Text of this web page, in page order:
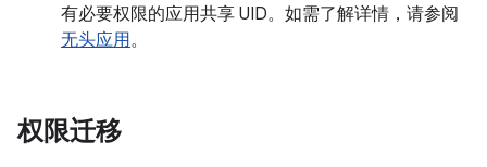
有必要权限的应用共享 UID。如需了解详情，请参阅
无头应用。
权限迁移